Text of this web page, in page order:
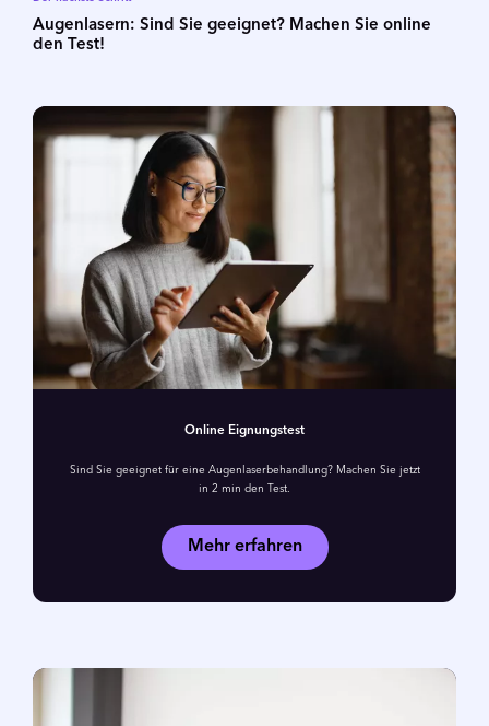
Augenlasern: Sind Sie geeignet? Machen Sie online
den Test!
Online Eignungstest
Sind Sie geeignet für eine Augenlaser­behandlung? Machen Sie jetzt
in 2 min den Test.
Mehr erfahren